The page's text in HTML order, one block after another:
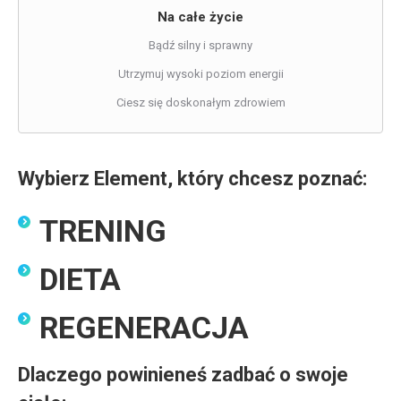
Na całe życie
Bądź silny i sprawny
Utrzymuj wysoki poziom energii
Ciesz się doskonałym zdrowiem
Wybierz Element, który chcesz poznać:
TRENING
DIETA
REGENERACJA
Dlaczego powinieneś zadbać o swoje